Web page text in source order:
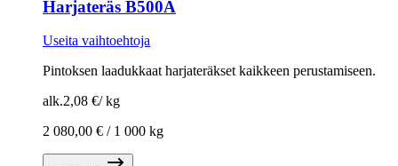
Harjateräs B500A
Useita vaihtoehtoja
Pintoksen laadukkaat harjateräkset kaikkeen perustamiseen.
alk.2,08 €/ kg
2 080,00 € / 1 000 kg